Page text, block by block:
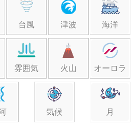
台風 津波 海洋
雰囲気 火山 オーロラ
気候 月